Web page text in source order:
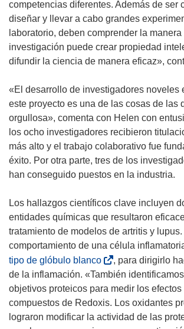
)
competencias diferentes. Además de ser
diseñar y llevar a cabo grandes
laboratorio, deben comprender la
investigación puede crear propiedad
difundir la ciencia de manera eficaz»,
«El desarrollo de investigadores noveles
este proyecto es una de las cosas de las
orgullosa», comenta con Helen con
los ocho investigadores recibieron
más alto y el trabajo colaborativo fue
éxito. Por otra parte, tres de los
han conseguido puestos en la industria.
Los hallazgos científicos clave incluyen
entidades químicas que resultaron
tratamiento de modelos de artritis y lupus.
comportamiento de una célula
tipo de glóbulo blanco(
s
e
a
b
, para dirigirlo
de la inflamación. «También
objetivos proteicos para medir los efectos
compuestos de Redoxis. Los oxidantes
lograron modificar la actividad de las